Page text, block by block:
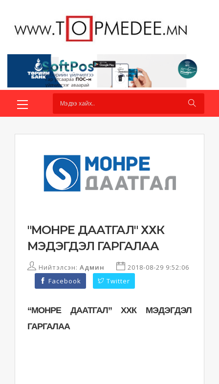
"МОНРЕ ДААТГАЛ" ХХК
МЭДЭГДЭЛ ГАРГАЛАА
Нийтэлсэн: Админ
2018-08-29 9:52:06
Facebook
Twitter
“МОНРЕ ДААТГАЛ” ХХК МЭДЭГДЭЛ
ГАРГАЛАА